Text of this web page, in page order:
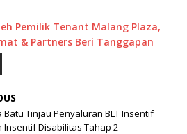
Pemilik Tenant Malang Plaza,
& Partners Beri Tanggapan
Batu Tinjau Penyaluran BLT Insentif
Insentif Disabilitas Tahap 2